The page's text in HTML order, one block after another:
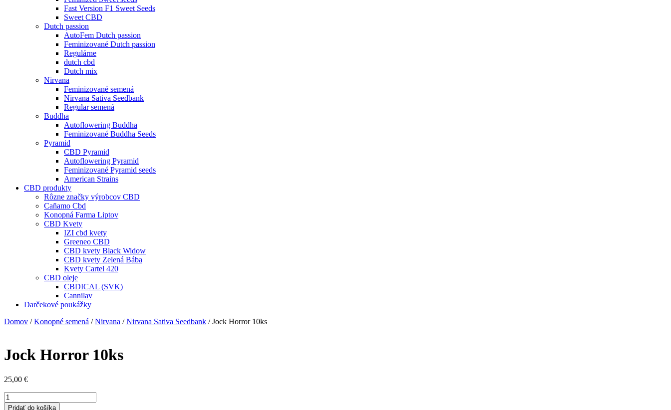
Fast Version F1 Sweet Seeds
Sweet CBD
Dutch passion
AutoFem Dutch passion
Feminizované Dutch passion
Regulárne
dutch cbd
Dutch mix
Nirvana
Feminizované semená
Nirvana Sativa Seedbank
Regular semená
Buddha
Autoflowering Buddha
Feminizované Buddha Seeds
Pyramid
CBD Pyramid
Autoflowering Pyramid
Feminizované Pyramid seeds
American Strains
CBD produkty
Rôzne značky výrobcov CBD
Cañamo Cbd
Konopná Farma Liptov
CBD Kvety
IZI cbd kvety
Greeneo CBD
CBD kvety Black Widow
CBD kvety Zelená Bába
Kvety Cartel 420
CBD oleje
CBDICAL (SVK)
Cannilav
Darčekové poukážky
Domov /Konopné semená /Nirvana /Nirvana Sativa Seedbank / Jock Horror 10ks
Jock Horror 10ks
25,00 €
množstvo
Jock
Pridať do košíka